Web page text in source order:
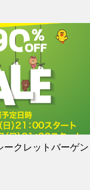
ークレットバーゲン